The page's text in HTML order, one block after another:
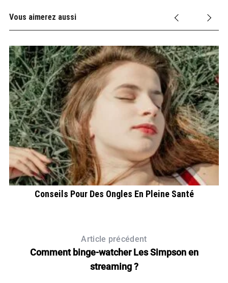
Vous aimerez aussi
Conseils Pour Des Ongles En Pleine Santé
Article précédent
Comment binge-watcher Les Simpson en
streaming ?